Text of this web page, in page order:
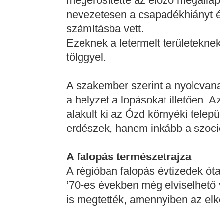
nevezetesen a csapadékhiányt
számításba vett.
Ezeknek a letermelt
tölggyel.
A szakember szerint a
a helyzet a lopásokat illetően.
alakult ki az Ózd környéki
erdészek, hanem inkább a
A falopás természetrajza
A régióban falopás évtizedek
’70-es években még
is megtették, amennyiben az